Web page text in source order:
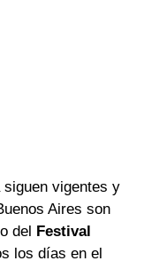
siguen vigentes y
Aires son
del Festival
los días en el